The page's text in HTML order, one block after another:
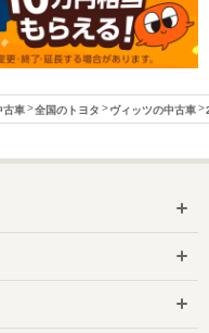
古車 全国のトヨタ ヴィッツの中古車